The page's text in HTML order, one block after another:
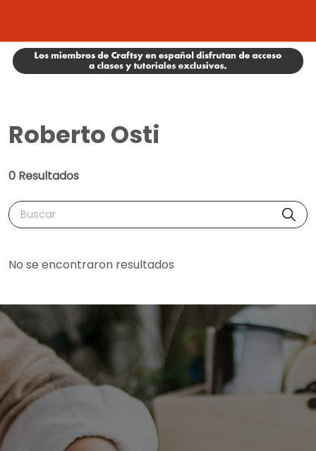
Roberto Osti
0 Resultados
Buscar
No se encontraron resultados